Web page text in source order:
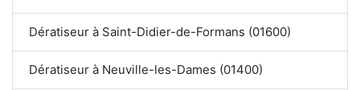
Dératiseur à Saint-Didier-de-Formans (01600)
Dératiseur à Neuville-les-Dames (01400)